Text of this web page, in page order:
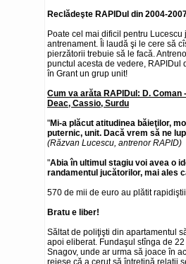
Reclădeşte RAPIDul din 2004-
Poate cel mai dificil pentru
antrenament. Îi laudă şi le cere să
pierzătorii trebuie să le facă.
punctul acesta de vedere,
în Grant un grup unit!
Cum va arăta RAPIDul: D.
Deac, Cassio, Surdu
"Mi-a plăcut atitudinea băieţilor,
puternic, unit. Dacă vrem să ne
(Răzvan Lucescu, antrenor RAPID)
"Abia în ultimul stagiu voi avea o
randamentul jucătorilor, mai ales
570 de mii de euro au plătit
Bratu e liber!
Săltat de poliţişti din apartamentul
apoi eliberat. Fundaşul stînga de
Snagov, unde ar urma să joace în
reiese că a cerut să întreţină relaţii